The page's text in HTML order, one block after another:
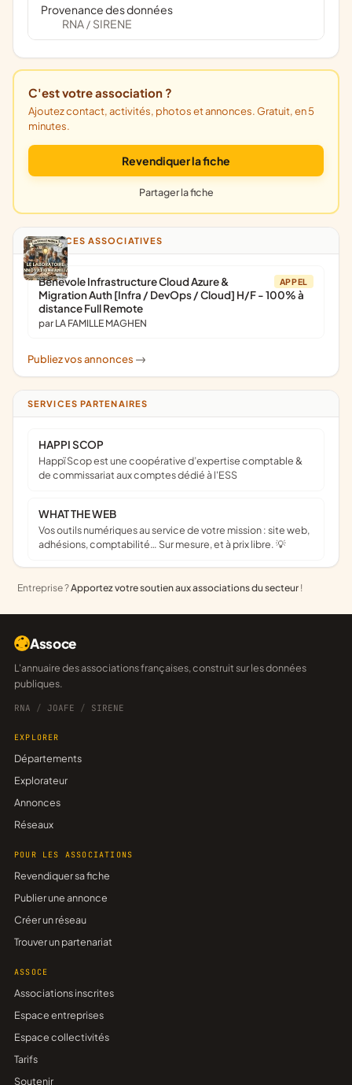
Provenance des données
RNA / SIRENE
C'est votre association ?
Ajoutez contact, activités, photos et annonces. Gratuit, en 5
minutes.
Revendiquer la fiche
Partager la fiche
ANNONCES ASSOCIATIVES
APPEL
Bénévole Infrastructure Cloud Azure &
Migration Auth [Infra / DevOps / Cloud] H/F - 100% à
distance Full Remote
par LA FAMILLE MAGHEN
Publiez vos annonces ->
SERVICES PARTENAIRES
HAPPI SCOP
Happï Scop est une coopérative d’expertise comptable &
de commissariat aux comptes dédié à l'ESS
WHAT THE WEB
Vos outils numériques au service de votre mission : site web,
adhésions, comptabilité… Sur mesure, et à prix libre. 💡
Entreprise ?Apportez votre soutien aux associations du secteur !
Assoce
L'annuaire des associations françaises, construit sur les données
publiques.
RNA / JOAFE / SIRENE
EXPLORER
Départements
Explorateur
Annonces
Réseaux
POUR LES ASSOCIATIONS
Revendiquer sa fiche
Publier une annonce
Créer un réseau
Trouver un partenariat
ASSOCE
Associations inscrites
Espace entreprises
Espace collectivités
Tarifs
Soutenir